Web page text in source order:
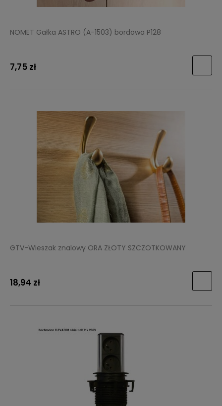
NOMET Gałka ASTRO (A-1503) bordowa P128
7,75 zł
GTV-Wieszak znalowy ORA ZŁOTY SZCZOTKOWANY
18,94 zł